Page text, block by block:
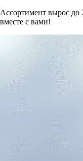
Ассортимент вырос
вместе с вами!